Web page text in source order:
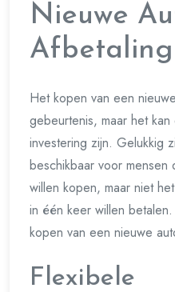
Nieuwe
Afbetaling
Het kopen van een
gebeurtenis, maar het
investering zijn. Gelukkig
beschikbaar voor
willen kopen, maar niet
in één keer willen
kopen van een nieuwe
Flexibele